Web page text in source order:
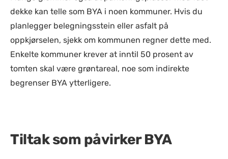
dekke kan telle som BYA i noen kommuner. Hvis du
planlegger belegningsstein eller asfalt på
oppkjørselen, sjekk om kommunen regner dette med.
Enkelte kommuner krever at inntil 50 prosent av
tomten skal være grøntareal, noe som indirekte
begrenser BYA ytterligere.
Tiltak som påvirker BYA